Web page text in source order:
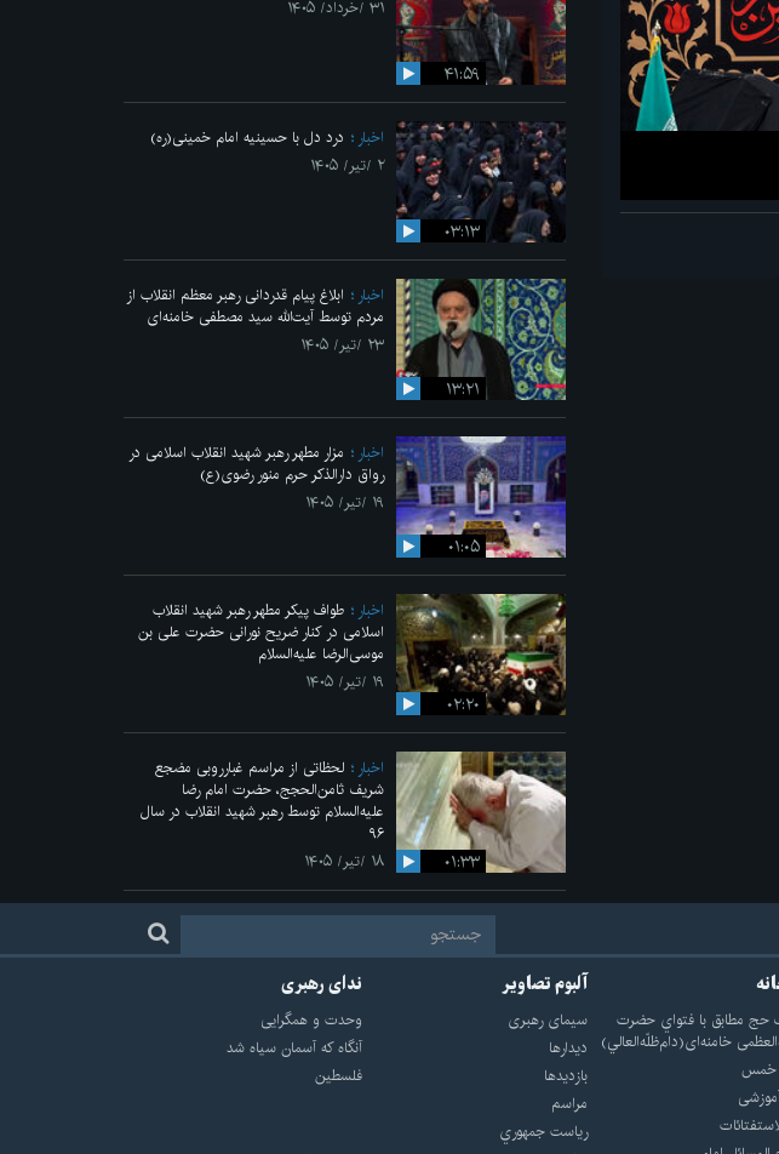
۴۱:۵۹
۳۱ /خرداد/ ۱۴۰۵
۰۳:۱۳
اخبار
درد دل با حسینیه امام خمینی(ره)
۲ /تیر/ ۱۴۰۵
۱۳:۲۱
اخبار
ابلاغ پیام قدردانی رهبر معظم انقلاب از
مردم توسط آیت‌الله سید مصطفی خامنه‌ای
۲۳ /تیر/ ۱۴۰۵
۰۱:۰۵
اخبار
مزار مطهر رهبر شهید انقلاب اسلامی در
رواق دارالذکر حرم منور رضوی(ع)
۱۹ /تیر/ ۱۴۰۵
۰۲:۲۰
اخبار
طواف پیکر مطهر رهبر شهید انقلاب
اسلامی در کنار ضریح نورانی حضرت علی‌ بن
موسی‌الرضا علیه‌السلام
۱۹ /تیر/ ۱۴۰۵
۰۱:۳۳
اخبار
لحظاتی از مراسم غبارروبی مضجع
شریف ثامن‌الحجج، حضرت امام رضا
علیه‌السلام توسط رهبر شهید انقلاب در سال
۹۶
۱۸ /تیر/ ۱۴۰۵
حج مطابق با فتواي حضرت
خامنه‌اى(دام‌ظلّه‌العالي)
خمس
آلبوم تصاویر
سيماى رهبرى
ديدارها
بازديدها
مراسم
رياست جمهوري
ندای رهبری
وحدت و همگرایی
آنگاه که آسمان سیاه شد
فلسطین